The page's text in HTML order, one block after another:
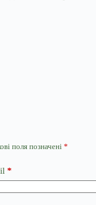
поля позначені *
*